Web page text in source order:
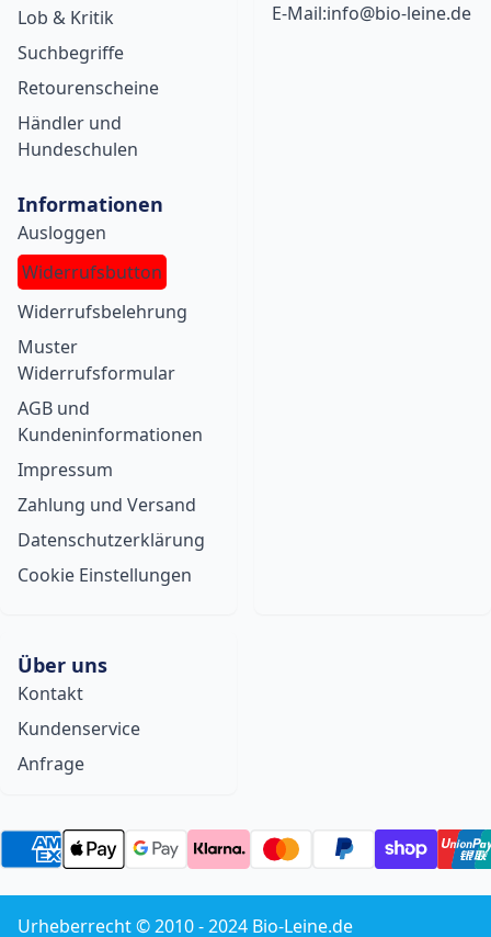
Lob & Kritik
Suchbegriffe
Retourenscheine
Händler und
Hundeschulen
Informationen
Ausloggen
Widerrufsbutton
Widerrufsbelehrung
Muster
Widerrufsformular
AGB und
Kundeninformationen
Impressum
Zahlung und Versand
Datenschutzerklärung
Cookie Einstellungen
E-Mail:info@bio-leine.de
Über uns
Kontakt
Kundenservice
Anfrage
Urheberrecht © 2010 - 2024 Bio-Leine.de